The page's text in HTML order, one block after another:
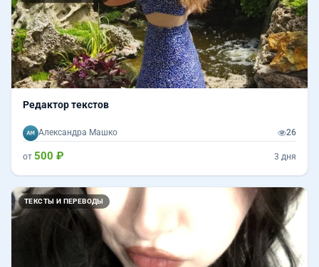
Редактор текстов
Александра Машко 26
от 500 ₽ 3 дня
ТЕКСТЫ И ПЕРЕВОДЫ